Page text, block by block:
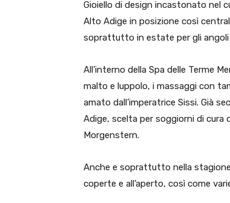
Gioiello di design incastonato nel
Alto Adige in posizione così
soprattutto in estate per gli angoli
All’interno della Spa delle Terme
malto e luppolo, i massaggi con
amato dall’imperatrice Sissi. Già
Adige, scelta per soggiorni di cura
Morgenstern.
Anche e soprattutto nella
coperte e all’aperto, così come